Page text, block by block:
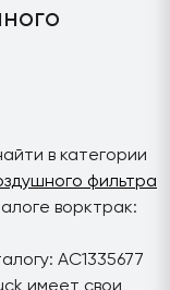
в категории
фильтра
ворктрак:
AC1335677
имеет свои